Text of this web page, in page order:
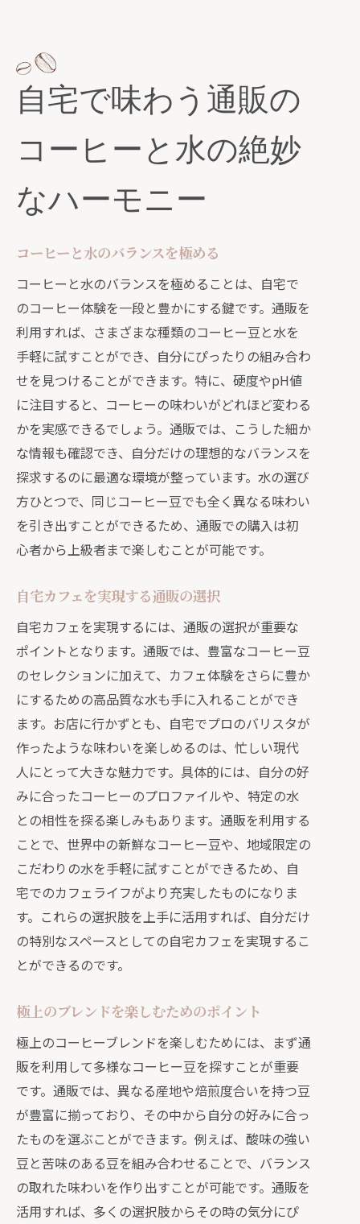
自宅で味わう通販の
コーヒーと水の絶妙
なハーモニー
コーヒーと水のバランスを極める
コーヒーと水のバランスを極めることは、自宅で
のコーヒー体験を一段と豊かにする鍵です。通販を
利用すれば、さまざまな種類のコーヒー豆と水を
手軽に試すことができ、自分にぴったりの組み合わ
せを見つけることができます。特に、硬度やpH値
に注目すると、コーヒーの味わいがどれほど変わる
かを実感できるでしょう。通販では、こうした細か
な情報も確認でき、自分だけの理想的なバランスを
探求するのに最適な環境が整っています。水の選び
方ひとつで、同じコーヒー豆でも全く異なる味わい
を引き出すことができるため、通販での購入は初
心者から上級者まで楽しむことが可能です。
自宅カフェを実現する通販の選択
自宅カフェを実現するには、通販の選択が重要な
ポイントとなります。通販では、豊富なコーヒー豆
のセレクションに加えて、カフェ体験をさらに豊か
にするための高品質な水も手に入れることができ
ます。お店に行かずとも、自宅でプロのバリスタが
作ったような味わいを楽しめるのは、忙しい現代
人にとって大きな魅力です。具体的には、自分の好
みに合ったコーヒーのプロファイルや、特定の水
との相性を探る楽しみもあります。通販を利用する
ことで、世界中の新鮮なコーヒー豆や、地域限定の
こだわりの水を手軽に試すことができるため、自
宅でのカフェライフがより充実したものになりま
す。これらの選択肢を上手に活用すれば、自分だけ
の特別なスペースとしての自宅カフェを実現するこ
とができるのです。
極上のブレンドを楽しむためのポイント
極上のコーヒーブレンドを楽しむためには、まず通
販を利用して多様なコーヒー豆を探すことが重要
です。通販では、異なる産地や焙煎度合いを持つ豆
が豊富に揃っており、その中から自分の好みに合っ
たものを選ぶことができます。例えば、酸味の強い
豆と苦味のある豆を組み合わせることで、バランス
の取れた味わいを作り出すことが可能です。通販を
活用すれば、多くの選択肢からその時の気分にぴ